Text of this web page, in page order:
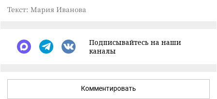
Текст: Мария Иванова
Подписывайтесь на наши
каналы
Комментировать